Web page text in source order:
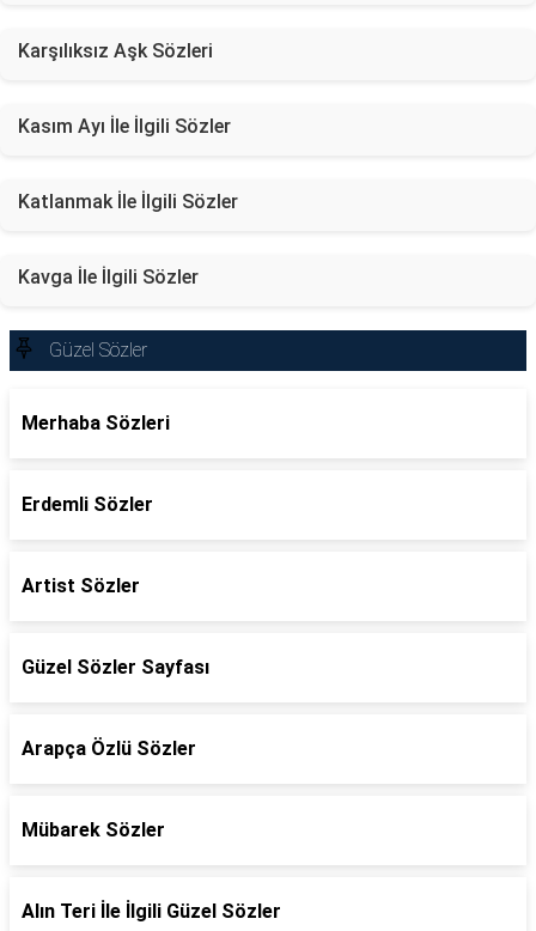
Karşılıksız Aşk Sözleri
Kasım Ayı İle İlgili Sözler
Katlanmak İle İlgili Sözler
Kavga İle İlgili Sözler
Güzel Sözler
Merhaba Sözleri
Erdemli Sözler
Artist Sözler
Güzel Sözler Sayfası
Arapça Özlü Sözler
Mübarek Sözler
Alın Teri İle İlgili Güzel Sözler